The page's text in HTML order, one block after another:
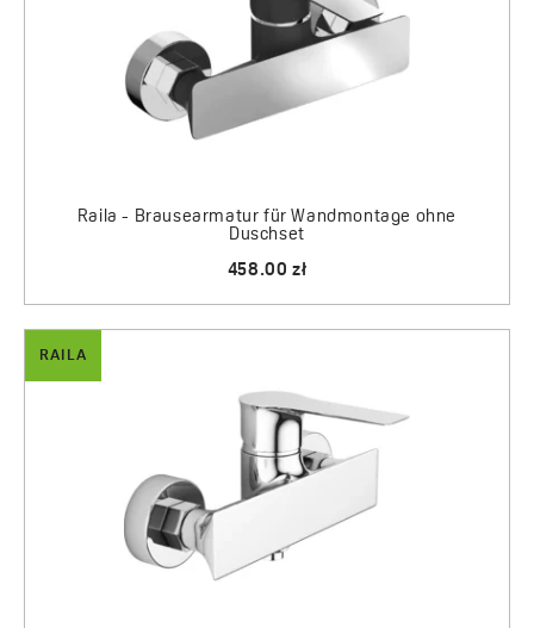
Raila - Brausearmatur für Wandmontage ohne
Duschset
458.00 zł
RAILA